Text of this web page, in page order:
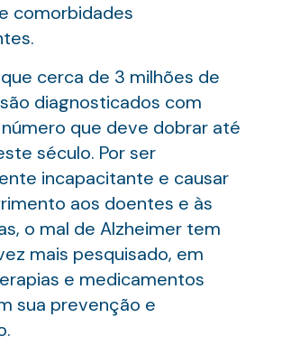
comorbidades
cerca de 3 milhões de
diagnosticados com
que deve dobrar até
século. Por ser
incapacitante e causar
aos doentes e às
o mal de Alzheimer tem
mais pesquisado, em
e medicamentos
sua prevenção e